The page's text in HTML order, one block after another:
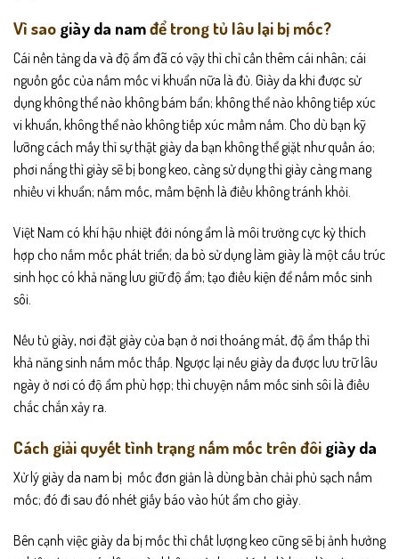
Vì sao giày da namđể trong tủ lâu lại bị mốc?
Cái nền tảng da và độ ẩm đã có vậy thì chỉ cần thêm cái nhân; cái
nguồn gốc của nấm mốc vi khuẩn nữa là đủ. Giày da khi được sử
dụng không thể nào không bám bẩn; không thể nào không tiếp xúc
vi khuẩn, không thể nào không tiếp xúc mầm nấm. Cho dù bạn kỹ
lưỡng cách mấy thì sự thật giày da bạn không thể giặt như quần áo;
phơi nắng thì giày sẽ bị bong keo, càng sử dụng thì giày càng mang
nhiều vi khuẩn; nấm mốc, mầm bệnh là điều không tránh khỏi.
Việt Nam có khí hậu nhiệt đới nóng ẩm là môi trường cực kỳ thích
hợp cho nấm mốc phát triển; da bò sử dụng làm giày là một cấu trúc
sinh học có khả năng lưu giữ độ ẩm; tạo điều kiện để nấm mốc sinh
sôi.
Nếu tủ giày, nơi đặt giày của bạn ở nơi thoáng mát, độ ẩm thấp thì
khả năng sinh nấm mốc thấp. Ngược lại nếu giày da được lưu trữ lâu
ngày ở nơi có độ ẩm phù hợp; thì chuyện nấm mốc sinh sôi là điều
chắc chắn xảy ra.
Cách giải quyết tình trạng nấm mốc trên đôi giày da
Xử lý giày da nam bị mốc đơn giản là dùng bàn chải phủ sạch nấm
mốc; đó đi sau đó nhét giấy báo vào hút ẩm cho giày.
Bên cạnh việc giày da bị mốc thì chất lượng keo cũng sẽ bị ảnh hưởng